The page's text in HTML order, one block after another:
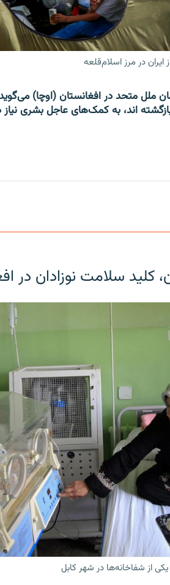
در مرز اسلام‌قلعه
اند، به کمک‌های عاجل بشری نیاز
کلید سلامت نوزادان در
از شفاخانه‌ها در شهر کابل